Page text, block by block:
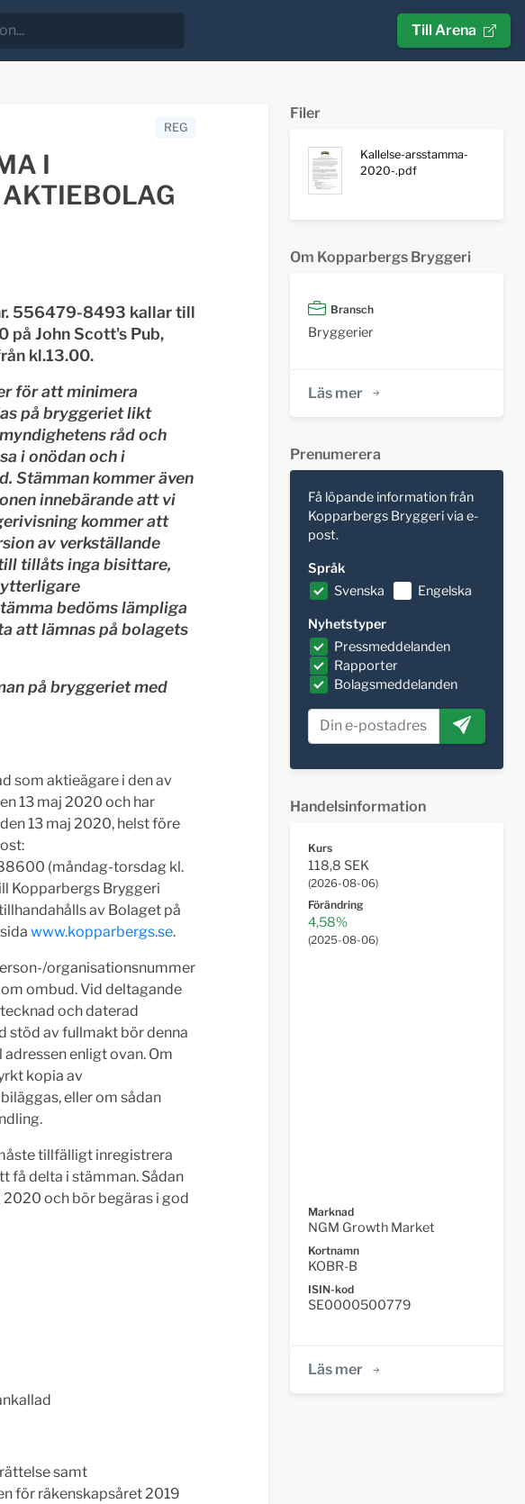
Till Arena
REG
I
556479-8493 kallar till
på John Scott's Pub,
kl.13.00.
för att minimera
på bryggeriet likt
råd och
i onödan och i
Stämman kommer även
innebärande att vi
kommer att
av verkställande
tillåts inga bisittare,
ytterligare
bedöms lämpliga
att lämnas på bolagets
på bryggeriet med
som aktieägare i den av
13 maj 2020 och har
13 maj 2020, helst före
(måndag-torsdag kl.
Kopparbergs Bryggeri
av Bolaget på
www.kopparbergs.se.
organisationsnummer
ombud. Vid deltagande
och daterad
stöd av fullmakt bör denna
enligt ovan. Om
kopia av
eller om sådan
tillfälligt inregistrera
få delta i stämman. Sådan
och bör begäras i god
samt
för räkenskapsåret 2019
Filer
Kallelse-arsstamma-
2020-.pdf
Om Kopparbergs Bryggeri
Bransch
Bryggerier
Läs mer
Prenumerera
Få löpande information från
Kopparbergs Bryggeri via e-
post.
Språk
Svenska
Engelska
Nyhetstyper
Pressmeddelanden
Rapporter
Bolagsmeddelanden
Handelsinformation
Kurs
118,8 SEK
(2026-08-06)
Förändring
4,58%
(2025-08-06)
Marknad
NGM Growth Market
Kortnamn
KOBR-B
ISIN-kod
SE0000500779
Läs mer